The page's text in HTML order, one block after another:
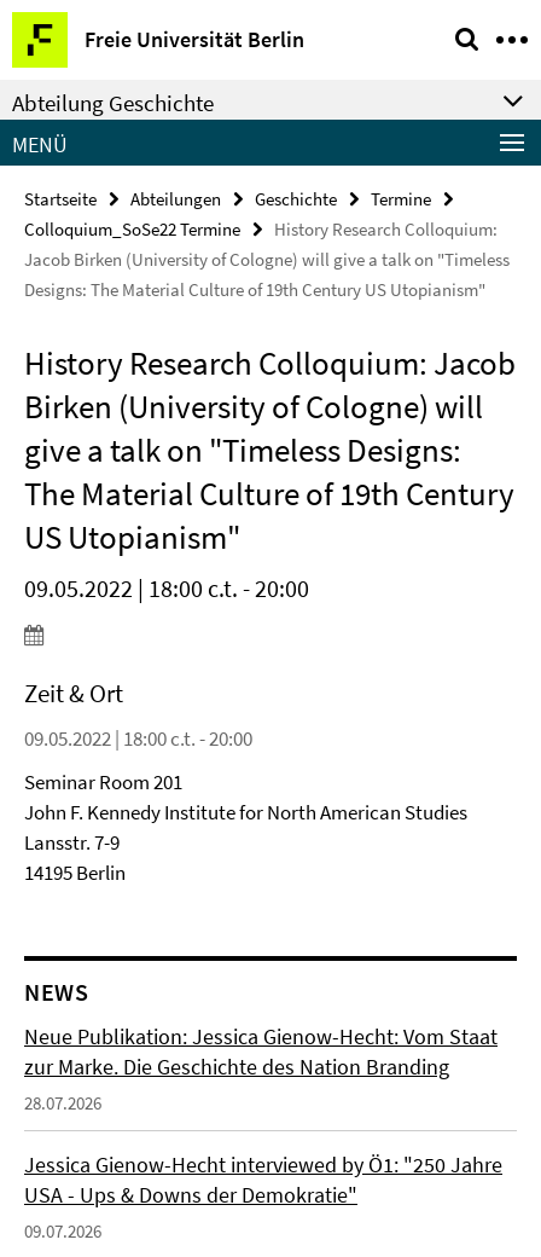
Springe
direkt
zu
Inhalt
Freie Universität Berlin
Service-
Navigation
Abteilung Geschichte
MENÜ
Startseite Abteilungen Geschichte
Termine
Colloquium_SoSe22 Termine
History Research Colloquium:
Jacob Birken (University of Cologne) will give a talk on "Timeless
Designs: The Material Culture of 19th Century US Utopianism"
History Research Colloquium: Jacob
Birken (University of Cologne) will
give a talk on "Timeless Designs:
The Material Culture of 19th Century
US Utopianism"
09.05.2022 | 18:00 c.t. - 20:00
Zeit & Ort
09.05.2022 | 18:00 c.t. - 20:00
Seminar Room 201
John F. Kennedy Institute for North American Studies
Lansstr. 7-9
14195 Berlin
NEWS
Neue Publikation: Jessica Gienow-Hecht: Vom Staat
zur Marke. Die Geschichte des Nation Branding
28.07.2026
Jessica Gienow-Hecht interviewed by Ö1: "250 Jahre
USA - Ups & Downs der Demokratie"
09.07.2026